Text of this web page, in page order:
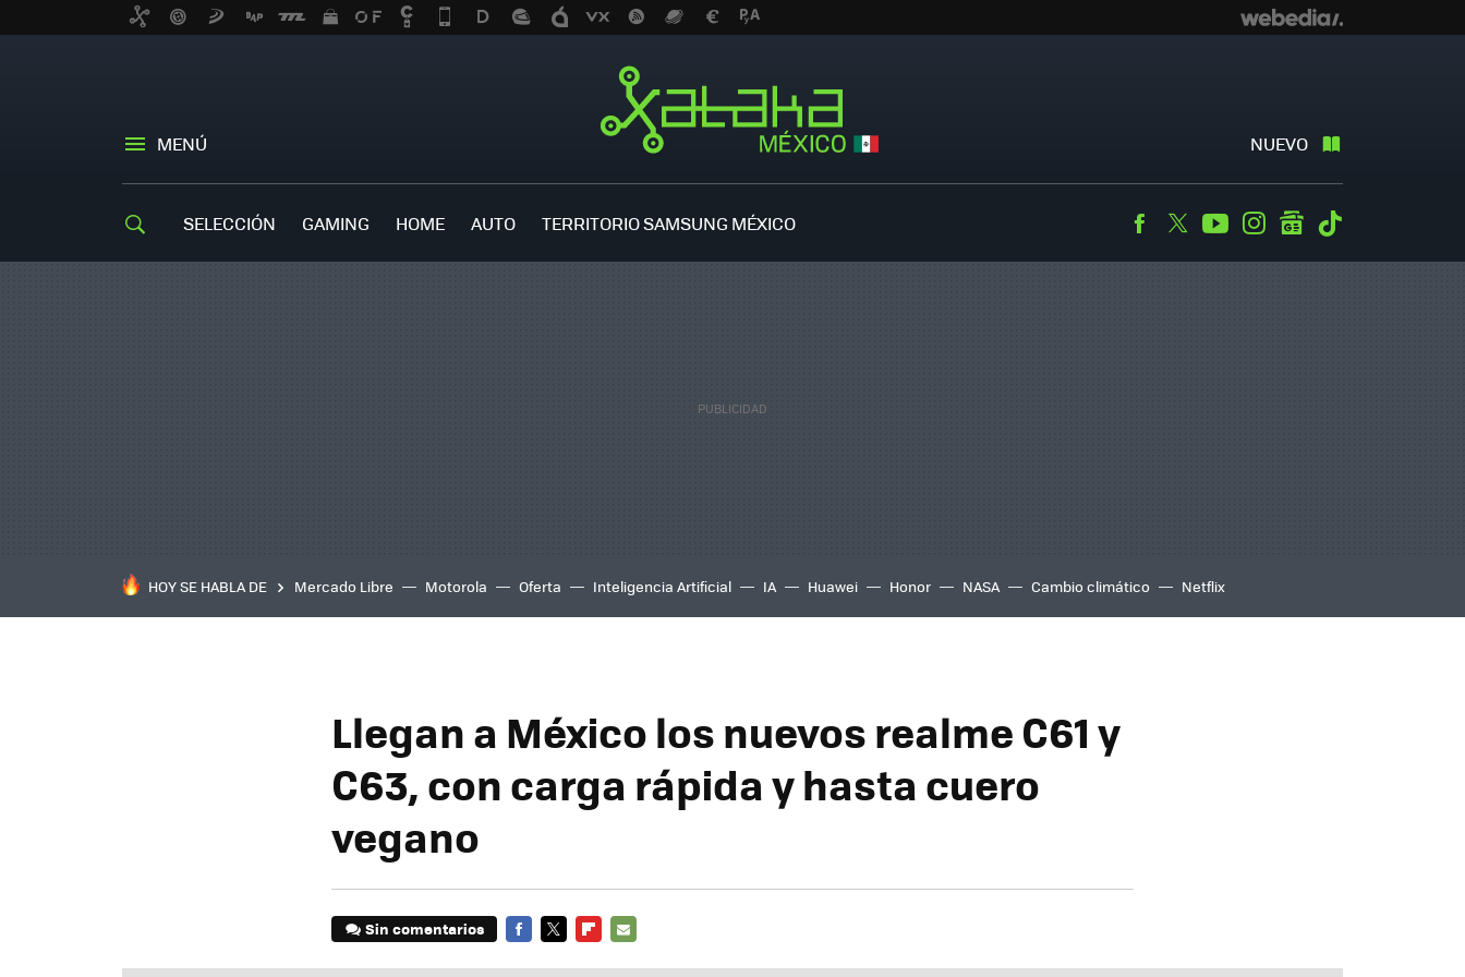
MENÚ NUEVO
SELECCIÓN GAMING HOME AUTO TERRITORIO SAMSUNG MÉXICO Facebook
TwitterYoutubeInstagramgooglenews
HOY SE HABLA DE Mercado Libre Motorola Oferta Inteligencia Artificial IA Huawei Honor NASA Cambio climático Netflix
Llegan a México los nuevos realme C61 y
C63, con carga rápida y hasta cuero
vegano
Sin comentarios